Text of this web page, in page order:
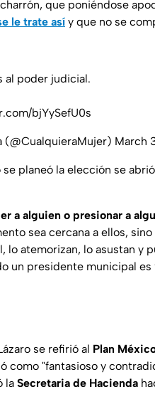
que poniéndose
le trate así y que no se
al poder judicial.
bjYySefU0s
(@CualquieraMujer) March
planeó la elección se
a alguien o presionar a
sea cercana a ellos,
atemorizan, lo asustan y
un presidente municipal
se refirió al Plan
como "fantasioso y
la Secretaria de Hacienda